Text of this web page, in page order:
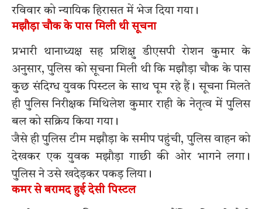
रविवार को न्यायिक हिरासत में भेज दिया गया।
मझौड़ा चौक के पास मिली थी सूचना
प्रभारी थानाध्यक्ष सह प्रशिक्षु डीएसपी रोशन कुमार के
अनुसार, पुलिस को सूचना मिली थी कि मझौड़ा चौक के पास
कुछ संदिग्ध युवक पिस्टल के साथ घूम रहे हैं। सूचना मिलते
ही पुलिस निरीक्षक मिथिलेश कुमार राही के नेतृत्व में पुलिस
बल को सक्रिय किया गया।
जैसे ही पुलिस टीम मझौड़ा के समीप पहुंची, पुलिस वाहन को
देखकर एक युवक मझौड़ा गाछी की ओर भागने लगा।
पुलिस ने उसे खदेड़कर पकड़ लिया।
कमर से बरामद हुई देसी पिस्टल